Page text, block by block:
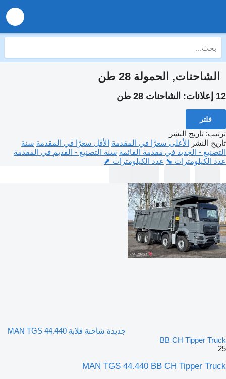
الشاحنات, الحمولة 28 طن
12 إعلانات: الشاحنات 28 طن
فلتر
ترتيب: تاريخ النشر
تاريخ النشر الأعلى سعرًا في المقدمة الأقل سعرًا في المقدمة سنة
التصنيع - الجديد في مقدمة القائمة سنة التصنيع - القديم في المقدمة
عدد الكيلومترات ⬊ عدد الكيلومترات ⬈
جديدة شاحنة قلابة MAN TGS 44.440
BB CH Tipper Truck
25
MAN TGS 44.440 BB CH Tipper Truck